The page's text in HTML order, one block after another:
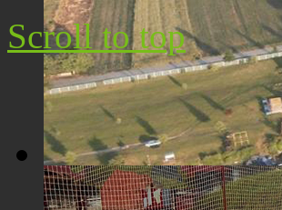
Плажа "Топољар" - Поглед из ваздуха
Scroll to top